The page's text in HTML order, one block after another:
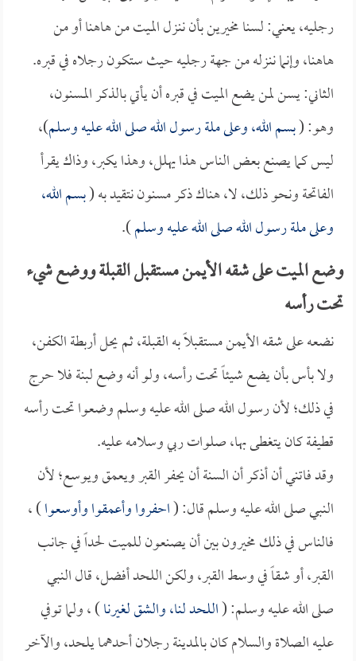
رجليه، يعني: لسنا مخيرين بأن ننزل الميت من هاهنا أو من
هاهنا، وإنما ننزله من جهة رجليه حيث ستكون رجلاه في قبره.
الثاني: يسن لمن يضع الميت في قبره أن يأتي بالذكر المسنون،
وهو: (بسم الله، وعلى ملة رسول الله صلى الله عليه وسلم)،
ليس كما يصنع بعض الناس هذا يهلل، وهذا يكبر، وذاك يقرأ
الفاتحة ونحو ذلك، لا، هناك ذكر مسنون نتقيد به (بسم الله،
وعلى ملة رسول الله صلى الله عليه وسلم).
وضع الميت على شقه الأيمن مستقبل القبلة ووضع شيء
تحت رأسه
نضعه على شقه الأيمن مستقبلاً به القبلة، ثم يحل أربطة الكفن،
ولا بأس بأن يضع شيئاً تحت رأسه، ولو أنه وضع لبنة فلا حرج
في ذلك؛ لأن رسول الله صلى الله عليه وسلم وضعوا تحت رأسه
قطيفة كان يتغطى بها، صلوات ربي وسلامه عليه.
وقد فاتني أن أذكر أن السنة أن يحفر القبر ويعمق ويوسع؛ لأن
النبي صلى الله عليه وسلم قال: (احفروا وأعمقوا وأوسعوا) ،
فالناس في ذلك مخيرون بين أن يصنعون للميت لحداً في جانب
القبر، أو شقاً في وسط القبر، ولكن اللحد أفضل، قال النبي
صلى الله عليه وسلم: (اللحد لنا، والشق لغيرنا) ، ولما توفي
عليه الصلاة والسلام كان بالمدينة رجلان أحدهما يلحد، والآخر